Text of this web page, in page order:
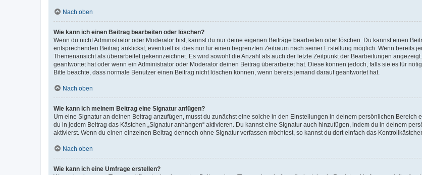
Nach oben
Wie kann ich einen Beitrag bearbeiten oder löschen?
Wenn du nicht Administrator oder Moderator bist, kannst du nur deine eigenen Beiträge bearbeiten oder löschen. Du kannst einen
entsprechenden Beitrag anklickst; eventuell ist dies nur für einen begrenzten Zeitraum nach seiner Erstellung möglich. Wenn bereits
Themenansicht als überarbeitet gekennzeichnet. Es wird sowohl die Anzahl als auch der letzte Zeitpunkt der Bearbeitungen
geantwortet hat oder wenn ein Administrator oder Moderator deinen Beitrag überarbeitet hat. Diese können jedoch, falls sie es für
Bitte beachte, dass normale Benutzer einen Beitrag nicht löschen können, wenn bereits jemand darauf geantwortet hat.
Nach oben
Wie kann ich meinem Beitrag eine Signatur anfügen?
Um eine Signatur an deinen Beitrag anzufügen, musst du zunächst eine solche in den Einstellungen in deinem persönlichen
du in jedem Beitrag das Kästchen „Signatur anhängen“ aktivieren. Du kannst eine Signatur auch hinzufügen, indem du in deinem
aktivierst. Wenn du einen einzelnen Beitrag dennoch ohne Signatur verfassen möchtest, so kannst du dort einfach das
Nach oben
Wie kann ich eine Umfrage erstellen?